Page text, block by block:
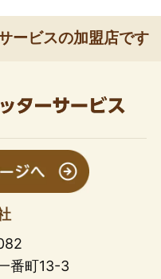
ービスの加盟店です
番町13-3